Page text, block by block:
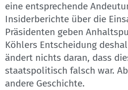
eine entsprechende
Insiderberichte über die
Präsidenten geben
Köhlers Entscheidung
ändert nichts daran, dass
staatspolitisch falsch war.
andere Geschichte.